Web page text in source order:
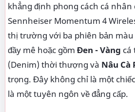
khẳng định phong cách cá nhân
Sennheiser Momentum 4
thị trường với ba phiên bản
đầy mê hoặc gồm Đen - Vàng cá
(Denim) thời thượng và Nâu Cà
trọng. Đây không chỉ là một
là một tuyên ngôn về đẳng cấp.